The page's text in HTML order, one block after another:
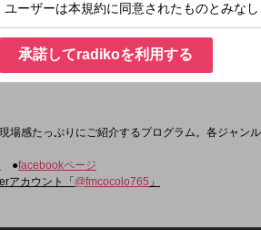
場感たっぷりにご紹介するプログラム。各ジャン
●facebookページ
アカウント「 @fmcocolo765 」
承諾してradikoを利用する